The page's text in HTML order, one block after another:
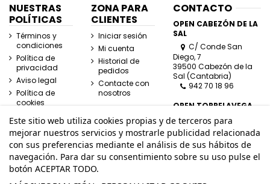
NUESTRAS
POLÍTICAS
Términos y
condiciones
Política de
privacidad
Aviso legal
Política de
cookies
ZONA PARA
CLIENTES
Iniciar sesión
Mi cuenta
Historial de
pedidos
Contacte con
nosotros
CONTACTO
OPEN CABEZÓN DE LA
SAL
C/ Conde San
Diego, 7
39500 Cabezón de la
Sal (Cantabria)
942 70 18 96
OPEN TORRELAVEGA
C/ José Posada
Herrera, Esquina
Lasaga Larreta
39300 Torrelavega
(Cantabria)
Este sitio web utiliza cookies propias y de terceros para
mejorar nuestros servicios y mostrarle publicidad relacionada
con sus preferencias mediante el análisis de sus hábitos de
navegación. Para dar su consentimiento sobre su uso pulse el
botón ACEPTAR TODO.